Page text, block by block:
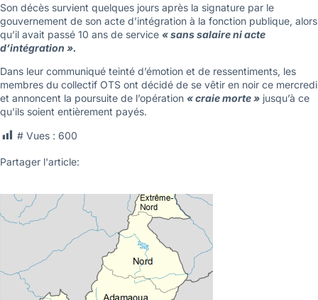
Son décès survient quelques jours après la signature par le
gouvernement de son acte d’intégration à la fonction publique, alors
qu’il avait passé 10 ans de service « sans salaire ni acte
d’intégration ».
Dans leur communiqué teinté d’émotion et de ressentiments, les
membres du collectif OTS ont décidé de se vêtir en noir ce mercredi
et annoncent la poursuite de l’opération « craie morte » jusqu’à ce
qu’ils soient entièrement payés.
# Vues : 600
Partager l'article: